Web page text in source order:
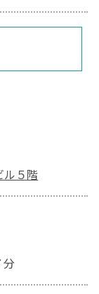
ル５階
分